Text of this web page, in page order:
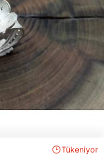
Tükeniyor